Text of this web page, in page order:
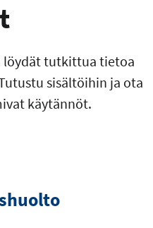
löydät tutkittua tietoa
sisältöihin ja ota
käytännöt.